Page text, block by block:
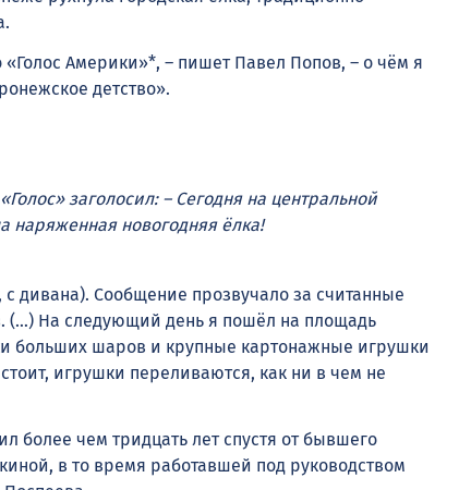
Америки»*, – пишет Павел Попов, – о чём я
детство».
заголосил: – Сегодня на центральной
наряженная новогодняя ёлка!
дивана). Сообщение прозвучало за считанные
(…) На следующий день я пошёл на площадь
больших шаров и крупные картонажные игрушки
игрушки переливаются, как ни в чем не
более чем тридцать лет спустя от бывшего
в то время работавшей под руководством